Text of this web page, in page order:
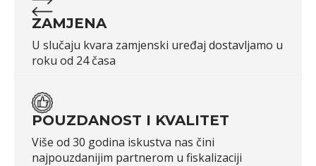
ZAMJENA
U slučaju kvara zamjenski uređaj dostavljamo u
roku od 24 časa
POUZDANOST I KVALITET
Više od 30 godina iskustva nas čini
najpouzdanijim partnerom u fiskalizaciji